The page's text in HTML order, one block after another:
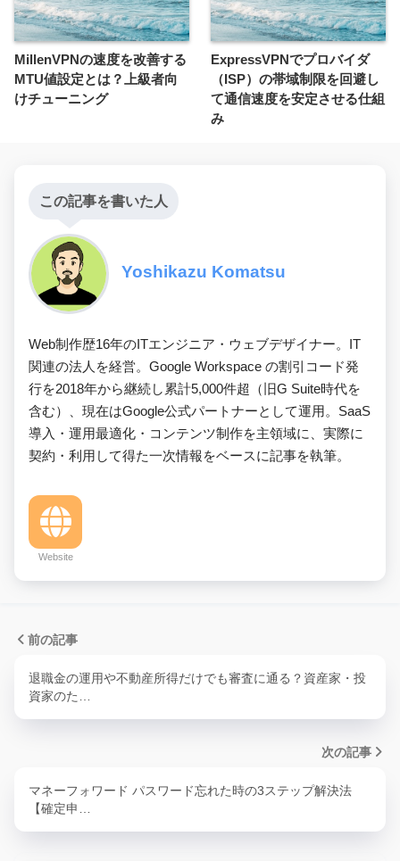
MillenVPNの速度を改善する
MTU値設定とは？上級者向
けチューニング
ExpressVPNでプロバイダ
（ISP）の帯域制限を回避し
て通信速度を安定させる仕組
み
この記事を書いた人
Yoshikazu Komatsu
Web制作歴16年のITエンジニア・ウェブデザイナー。IT
関連の法人を経営。Google Workspace の割引コード発
行を2018年から継続し累計5,000件超（旧G Suite時代を
含む）、現在はGoogle公式パートナーとして運用。SaaS
導入・運用最適化・コンテンツ制作を主領域に、実際に
契約・利用して得た一次情報をベースに記事を執筆。
Website
前の記事
退職金の運用や不動産所得だけでも審査に通る？資産家・投
資家のた…
次の記事
マネーフォワード パスワード忘れた時の3ステップ解決法
【確定申…